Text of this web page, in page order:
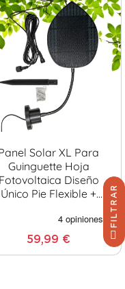
Solar XL Para
Guinguette Hoja
Fotovoltaica Diseño
Único Pie Flexible +
Estaca
59,99 €
FILTRAR